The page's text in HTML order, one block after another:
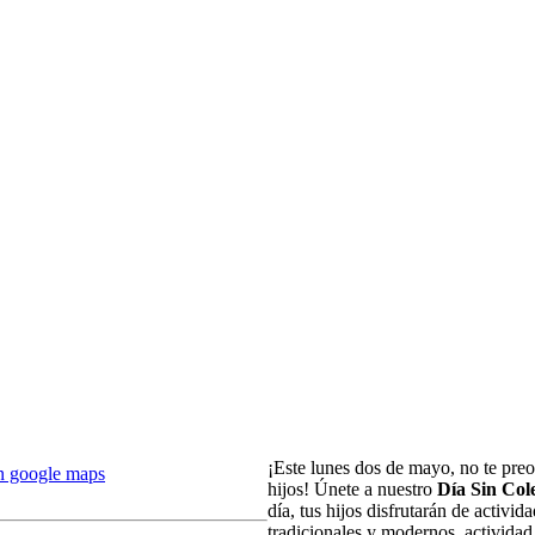
google maps
¡Este lunes dos de mayo, no te
hijos! Únete a nuestro Día Sin
día, tus hijos disfrutarán de